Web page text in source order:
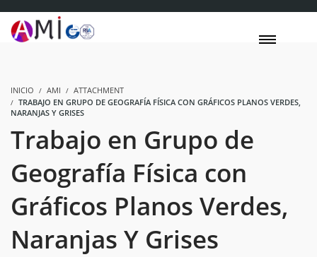
INICIO AMI
ATTACHMENT
TRABAJO EN GRUPO DE GEOGRAFÍA FÍSICA CON GRÁFICOS PLANOS VERDES,
NARANJAS Y GRISES
Trabajo en Grupo de
Geografía Física con
Gráficos Planos Verdes,
Naranjas Y Grises